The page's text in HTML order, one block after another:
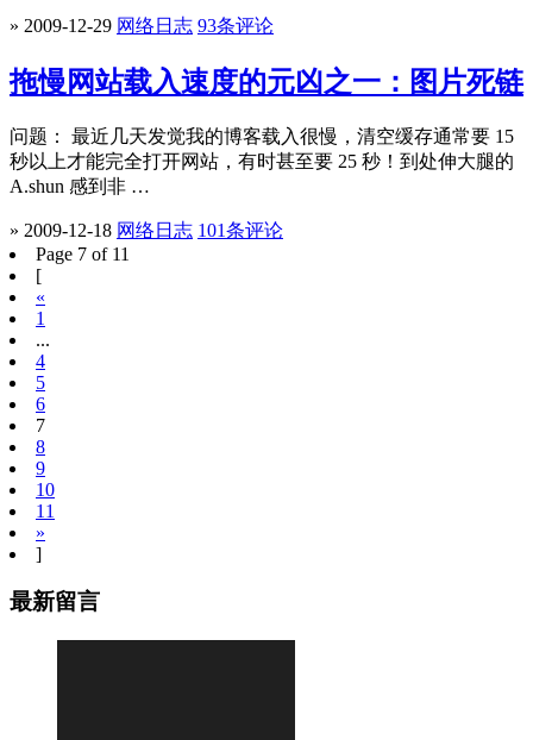
» 2009-12-29 网络日志 93条评论
拖慢网站载入速度的元凶之一：图片死链
问题： 最近几天发觉我的博客载入很慢，清空缓存通常要 15
秒以上才能完全打开网站，有时甚至要 25 秒！到处伸大腿的
A.shun 感到非 …
» 2009-12-18 网络日志 101条评论
Page 7 of 11
[
«
1
...
4
5
6
7
8
9
10
11
»
]
最新留言